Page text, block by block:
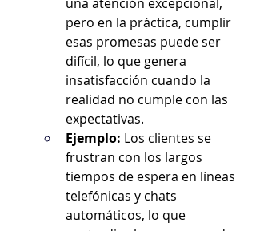
pero en la práctica, cumplir
esas promesas puede ser
difícil, lo que genera
insatisfacción cuando la
realidad no cumple con las
expectativas.
Ejemplo: Los clientes se
frustran con los largos
tiempos de espera en líneas
telefónicas y chats
automáticos, lo que